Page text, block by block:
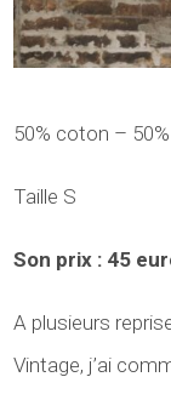
50% coton –
Taille S
Son prix : 45
A plusieurs
Vintage, j’ai